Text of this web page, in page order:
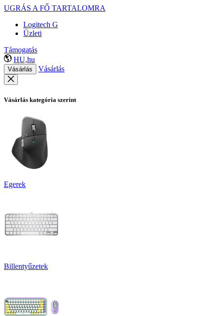
UGRÁS A FŐ TARTALOMRA
Logitech G
Üzleti
Támogatás
HU,hu
Vásárlás Vásárlás
Vásárlás kategória szerint
Egerek
Billentyűzetek